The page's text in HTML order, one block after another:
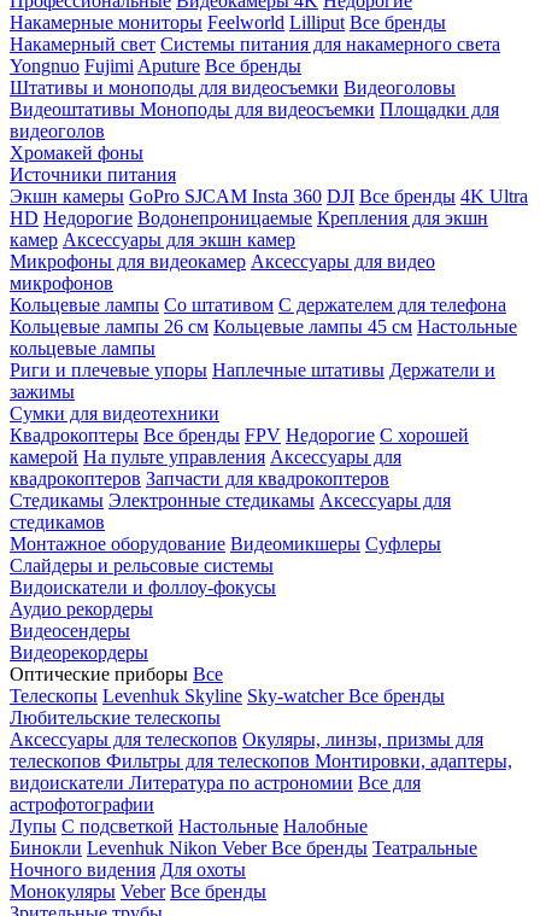
Накамерные мониторы Feelworld Lilliput Все бренды
Накамерный свет Системы питания для накамерного света
Yongnuo Fujimi Aputure Все бренды
Штативы и моноподы для видеосъемки Видеоголовы
Видеоштативы Моноподы для видеосъемки Площадки для
видеоголов
Хромакей фоны
Источники питания
Экшн камеры GoPro SJCAM Insta 360 DJI Все бренды 4K Ultra
HD Недорогие Водонепроницаемые Крепления для экшн
камер Аксессуары для экшн камер
Микрофоны для видеокамер Аксессуары для видео
микрофонов
Кольцевые лампы Со штативом C держателем для телефона
Кольцевые лампы 26 см Кольцевые лампы 45 см Настольные
кольцевые лампы
Риги и плечевые упоры Наплечные штативы Держатели и
зажимы
Сумки для видеотехники
Квадрокоптеры Все бренды FPV Недорогие С хорошей
камерой На пульте управления Аксессуары для
квадрокоптеров Запчасти для квадрокоптеров
Стедикамы Электронные стедикамы Аксессуары для
стедикамов
Монтажное оборудование Видеомикшеры Суфлеры
Слайдеры и рельсовые системы
Видоискатели и фоллоу-фокусы
Аудио рекордеры
Видеосендеры
Видеорекордеры
Оптические приборы Все
Телескопы Levenhuk Skyline Sky-watcherВсе бренды
Любительские телескопы
Аксессуары для телескопов Окуляры, линзы, призмы для
телескопов Фильтры для телескопов Монтировки, адаптеры,
видоискатели Литература по астрономии Все для
астрофотографии
Лупы С подсветкой Настольные Налобные
Бинокли Levenhuk Nikon VeberВсе бренды Театральные
Ночного видения Для охоты
Монокуляры Veber Все бренды